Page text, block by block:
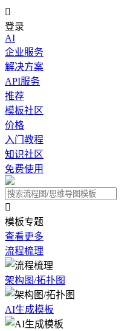

登录
AI
企业服务
解决方案
API服务
推荐
模板社区
价格
入门教程
知识社区
免费使用

模板专题
查看更多
流程梳理
架构图/拓扑图
AI生成模板